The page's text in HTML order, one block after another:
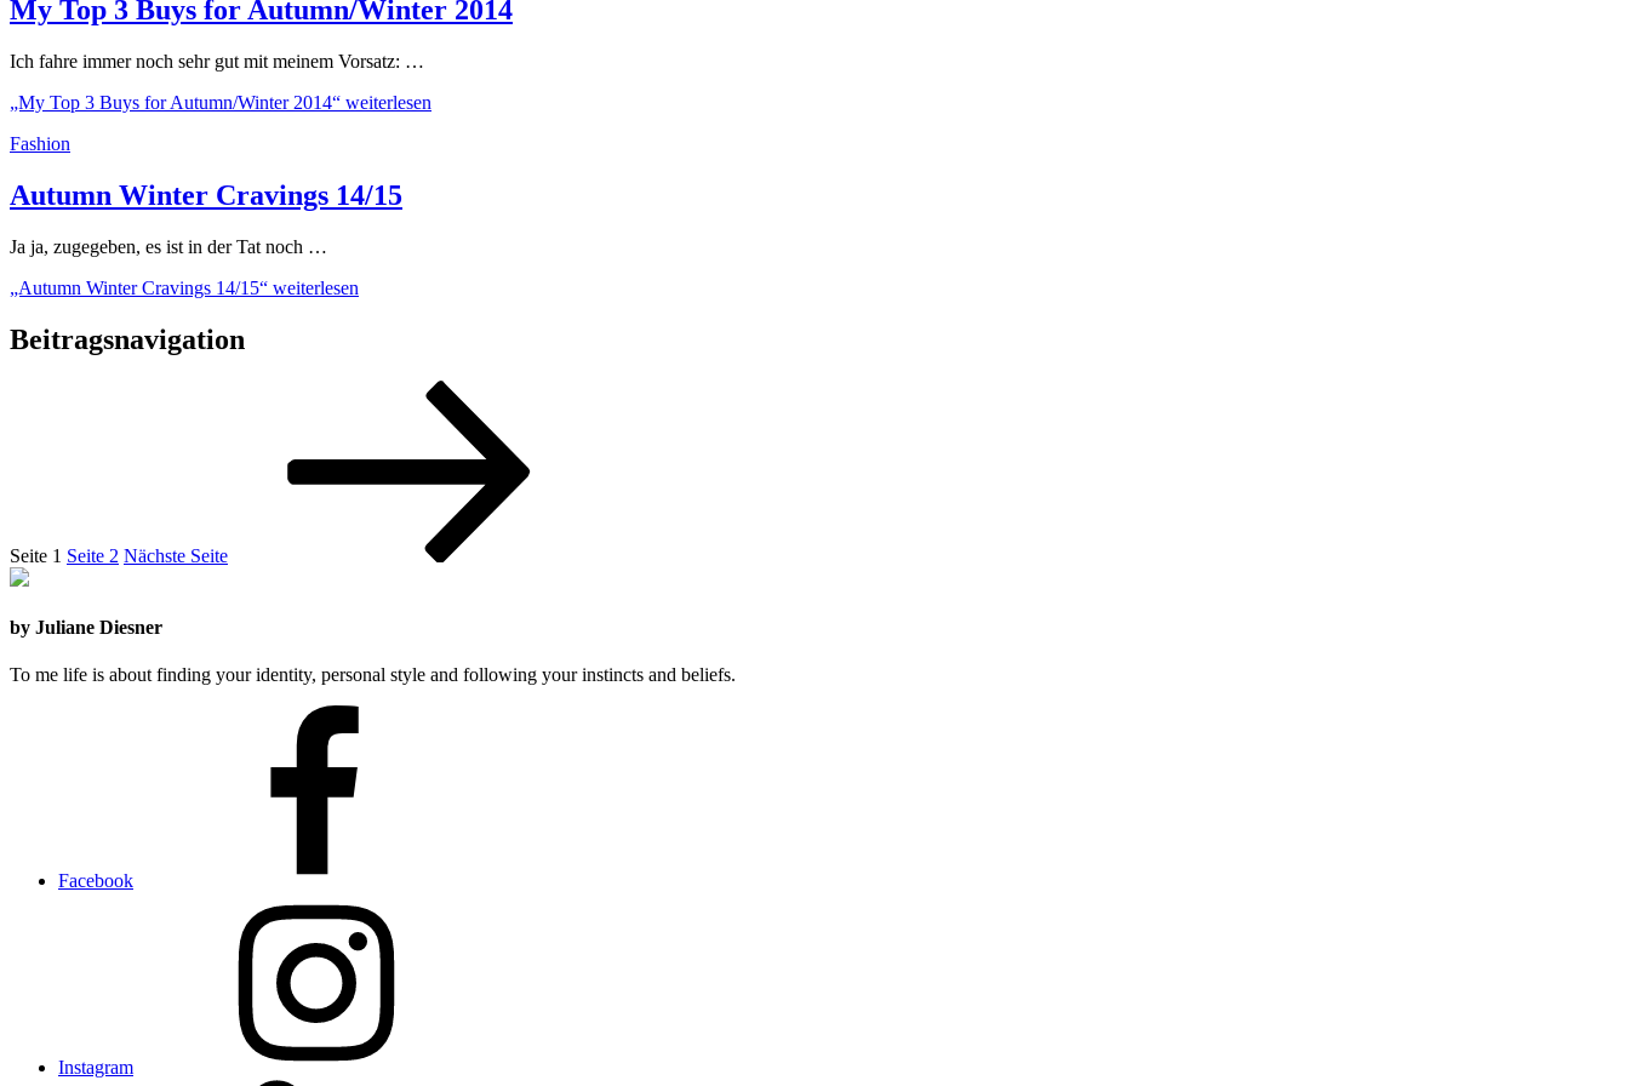
My Top 3 Buys for Autumn/Winter 2014
Ich fahre immer noch sehr gut mit meinem Vorsatz: …
„My Top 3 Buys for Autumn/Winter 2014“ weiterlesen
Fashion
Autumn Winter Cravings 14/15
Ja ja, zugegeben, es ist in der Tat noch …
„Autumn Winter Cravings 14/15“ weiterlesen
Beitragsnavigation
Seite 1 Seite 2 Nächste Seite
by Juliane Diesner
To me life is about finding your identity, personal style and following your instincts and beliefs.
Facebook
Instagram